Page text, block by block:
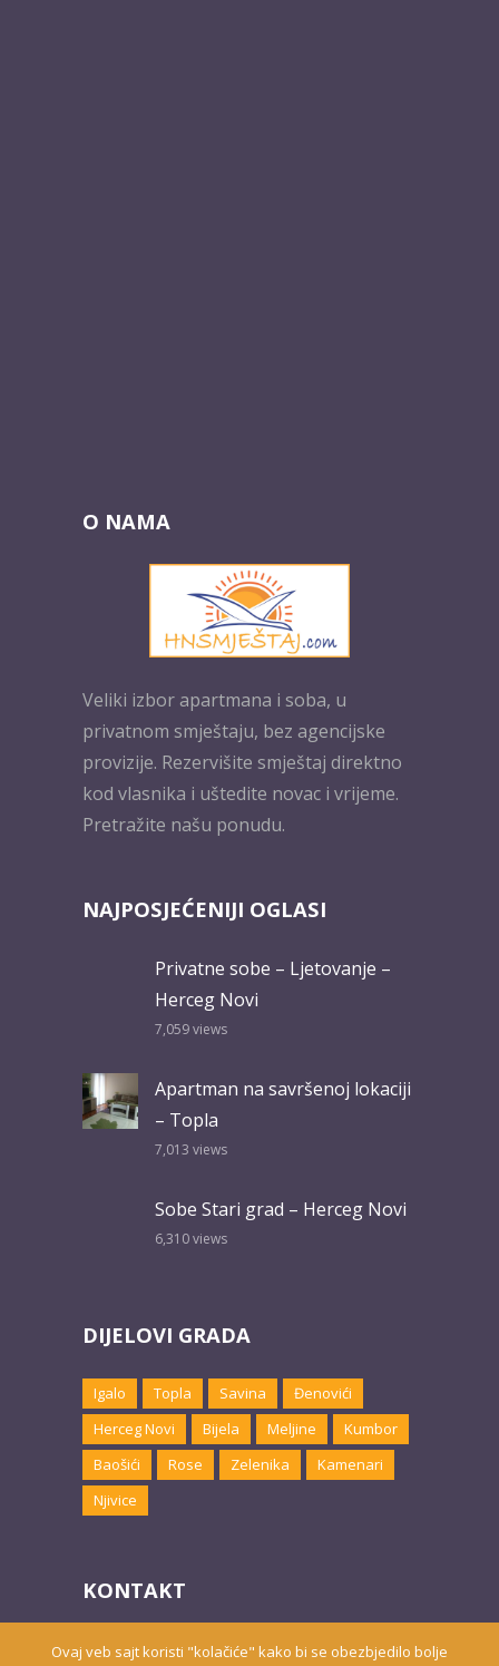
O NAMA
Veliki izbor apartmana i soba, u
privatnom smještaju, bez agencijske
provizije. Rezervišite smještaj direktno
kod vlasnika i uštedite novac i vrijeme.
Pretražite našu ponudu.
NAJPOSJEĆENIJI OGLASI
Privatne sobe – Ljetovanje –
Herceg Novi
7,059views
Apartman na savršenoj lokaciji
– Topla
7,013 views
Sobe Stari grad – Herceg Novi
6,310views
DIJELOVI GRADA
Igalo Topla Savina
Đenovići
Herceg Novi
Bijela Meljine
Kumbor
Baošići
Rose Zelenika
Kamenari
Njivice
KONTAKT
Email:marketing@hnsmjestaj.com
Ovaj veb sajt koristi "kolačiće" kako bi se obezbjedilo bolje